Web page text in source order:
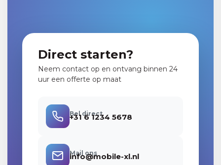
Direct starten?
Neem contact op en ontvang binnen 24
uur een offerte op maat
Bel direct
+31 6 1234 5678
Mail ons
info@mobile-xl.nl